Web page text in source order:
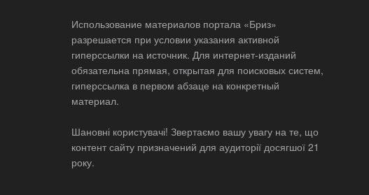
Использование материалов портала «Бриз»
разрешается при условии указания активной
гиперссылки на источник. Для интернет-изданий
обязательна прямая, открытая для поисковых систем,
гиперссылка в первом абзаце на конкретный
материал.
Шановні користувачі! Звертаємо вашу увагу на те, що
контент сайту призначений для аудиторії досягшої 21
року.